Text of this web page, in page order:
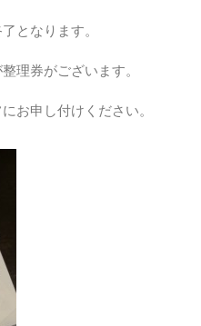
となります。
理券がございます。
お申し付けください。